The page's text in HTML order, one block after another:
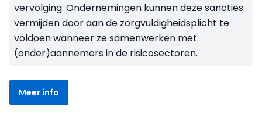
vervolging. Ondernemingen kunnen deze sancties
vermijden door aan de zorgvuldigheidsplicht te
voldoen wanneer ze samenwerken met
(onder)aannemers in de risicosectoren.
Meer info